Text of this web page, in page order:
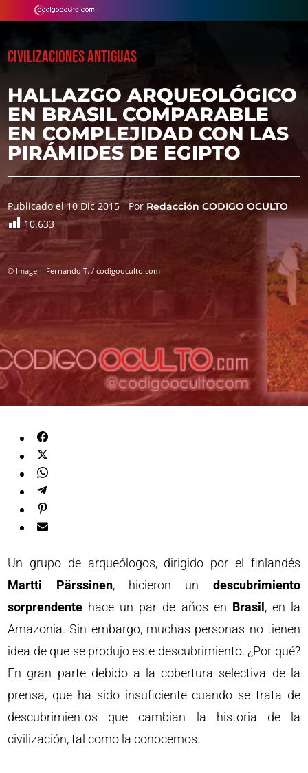
CIVILIZACIONES ANTIGUAS
HALLAZGO ARQUEOLÓGICO
EN BRASIL COMPARABLE
EN COMPLEJIDAD CON LAS
PIRÁMIDES DE EGIPTO
Publicado el 10 Dic 2015 PorRedacción CODIGO OCULTO
10.633
© Imagen: Fernando T. / codigooculto.com
Un grupo de arqueólogos, dirigido por el finlandés
Martti Pärssinen, hicieron un descubrimiento
sorprendente hace un par de años en Brasil , en la
Amazonia. Sin embargo, muchas personas no tienen
idea de que se produjo este descubrimiento. ¿Por qué?
En gran parte debido a la cobertura selectiva de la
prensa, que ha sido insuficiente cuando se trata de
descubrimientos que cambian la historia de la
civilización, tal como la conocemos.